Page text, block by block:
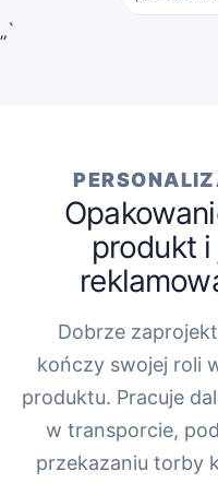
„`
produkt
Dobrze
kończy swojej roli
produktu. Pracuje
w transporcie,
przekazaniu torby